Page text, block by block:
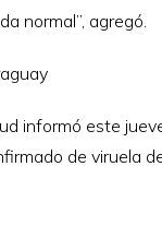
normal”, agregó.
informó este
de viruela